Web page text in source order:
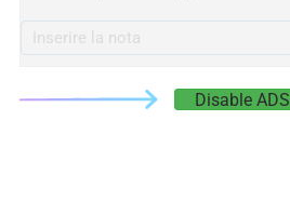
Disable ADS